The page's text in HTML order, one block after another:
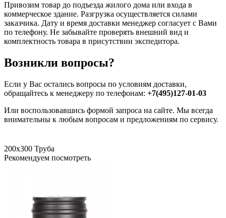
Привозим товар до подъезда жилого дома или входа в
коммерческое здание. Разгрузка осуществляется силами
заказчика. Дату и время доставки менеджер согласует с Вами
по телефону. Не забывайте проверять внешний вид и
комплектность товара в присутствии экспедитора.
Возникли вопросы?
Если у Вас остались вопросы по условиям доставки,
обращайтесь к менеджеру по телефонам: +7(495)127-01-03
Или воспользовавшись формой запроса на сайте. Мы всегда
внимательны к любым вопросам и предложениям по сервису.
200х300 Труба
Рекомендуем посмотреть